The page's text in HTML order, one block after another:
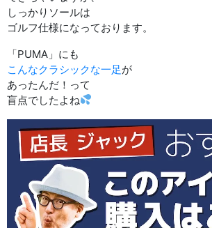
しっかりソールは
ゴルフ仕様になっております。
「PUMA」にも
こんなクラシックな一足が
あったんだ！って
盲点でしたよね